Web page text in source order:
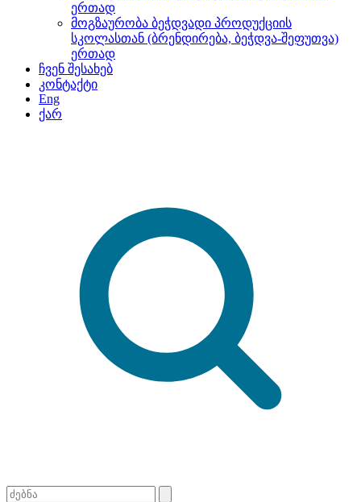
ერთად
მოგზაურობა ბეჭდვადი პროდუქციის
სკოლასთან (ბრენდირება, ბეჭდვა-შეფუთვა)
ერთად
ჩვენ შესახებ
კონტაქტი
Eng
ქარ